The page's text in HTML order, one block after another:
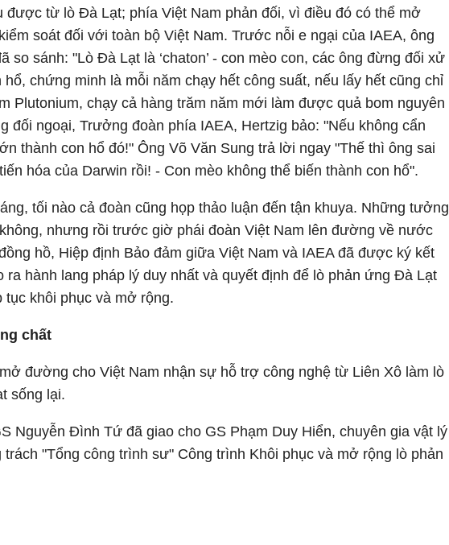
được từ lò Đà Lạt; phía Việt Nam phản đối, vì điều đó có thể mở
soát đối với toàn bộ Việt Nam. Trước nỗi e ngại của IAEA, ông
so sánh: "Lò Đà Lạt là ‘chaton’ - con mèo con, các ông đừng đối xử
chứng minh là mỗi năm chạy hết công suất, nếu lấy hết cũng chỉ
Plutonium, chạy cả hàng trăm năm mới làm được quả bom nguyên
đối ngoại, Trưởng đoàn phía IAEA, Hertzig bảo: "Nếu không cẩn
thành con hổ đó!" Ông Võ Văn Sung trả lời ngay "Thế thì ông sai
hóa của Darwin rồi! - Con mèo không thể biến thành con hổ".
tối nào cả đoàn cũng họp thảo luận đến tận khuya. Những tưởng
nhưng rồi trước giờ phái đoàn Việt Nam lên đường về nước
hồ, Hiệp định Bảo đảm giữa Việt Nam và IAEA đã được ký kết
ra hành lang pháp lý duy nhất và quyết định để lò phản ứng Đà Lạt
khôi phục và mở rộng.
chất
đường cho Việt Nam nhận sự hỗ trợ công nghệ từ Liên Xô làm lò
sống lại.
Nguyễn Đình Tứ đã giao cho GS Phạm Duy Hiển, chuyên gia vật lý
trách "Tổng công trình sư" Công trình Khôi phục và mở rộng lò phản